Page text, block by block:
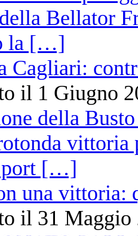
Cagliari:
il 1 Giugno
una vittoria:
il 31 Maggio